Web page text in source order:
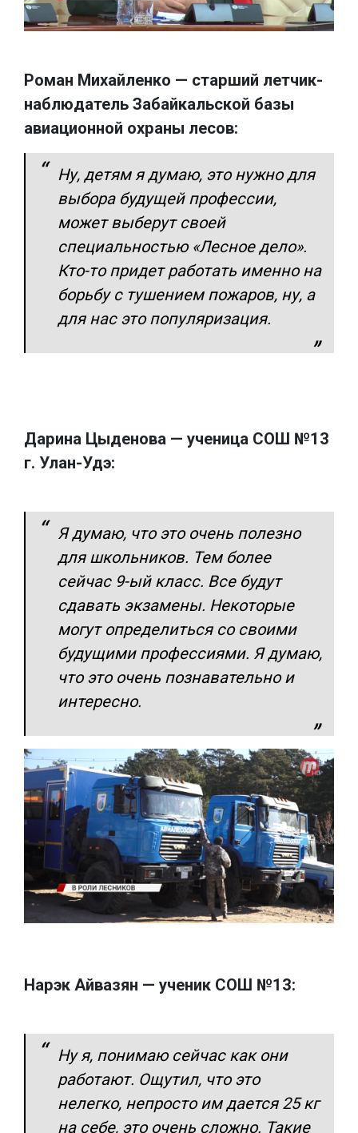
Роман Михайленко — старший летчик-
наблюдатель Забайкальской базы
авиационной охраны лесов:
Ну, детям я думаю, это нужно для
выбора будущей профессии,
может выберут своей
специальностью «Лесное дело».
Кто-то придет работать именно на
борьбу с тушением пожаров, ну, а
для нас это популяризация.
Дарина Цыденова — ученица СОШ №13
г. Улан-Удэ:
Я думаю, что это очень полезно
для школьников. Тем более
сейчас 9-ый класс. Все будут
сдавать экзамены. Некоторые
могут определиться со своими
будущими профессиями. Я думаю,
что это очень познавательно и
интересно.
Нарэк Айвазян — ученик СОШ №13:
Ну я, понимаю сейчас как они
работают. Ощутил, что это
нелегко, непросто им дается 25 кг
на себе, это очень сложно. Такие